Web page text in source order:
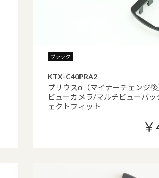
KTX-C40PRA2
プリウスα（マイナーチェンジ
ビューカメラ/マルチビューバッ
ェクトフィット